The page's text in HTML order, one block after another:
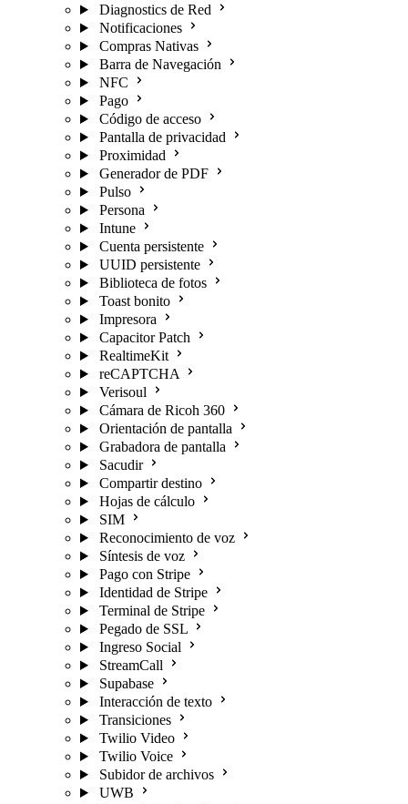
Diagnostics de Red
Notificaciones
Compras Nativas
Barra de Navegación
NFC
Pago
Código de acceso
Pantalla de privacidad
Proximidad
Generador de PDF
Pulso
Persona
Intune
Cuenta persistente
UUID persistente
Biblioteca de fotos
Toast bonito
Impresora
Capacitor Patch
RealtimeKit
reCAPTCHA
Verisoul
Cámara de Ricoh 360
Orientación de pantalla
Grabadora de pantalla
Sacudir
Compartir destino
Hojas de cálculo
SIM
Reconocimiento de voz
Síntesis de voz
Pago con Stripe
Identidad de Stripe
Terminal de Stripe
Pegado de SSL
Ingreso Social
StreamCall
Supabase
Interacción de texto
Transiciones
Twilio Video
Twilio Voice
Subidor de archivos
UWB